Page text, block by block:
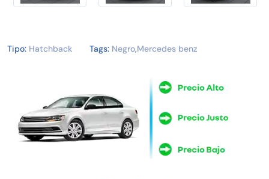
Tipo: Hatchback Tags: Negro,Mercedes benz